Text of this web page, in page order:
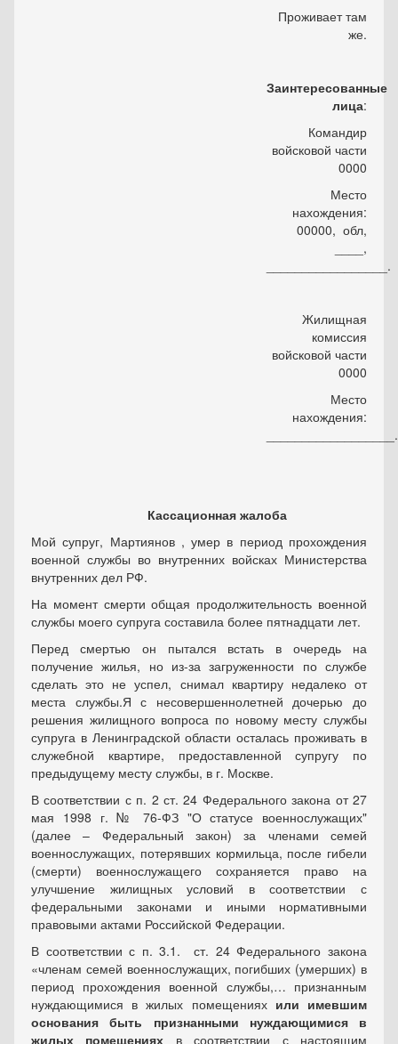
Проживает там
же.
Заинтересованные
лица:
Командир
войсковой части
0000
Место
нахождения:
00000, обл,
____,
_________________.
Жилищная
комиссия
войсковой части
0000
Место
нахождения:
__________________.
Кассационная жалоба
Мой супруг, Мартиянов , умер в период прохождения
военной службы во внутренних войсках Министерства
внутренних дел РФ.
На момент смерти общая продолжительность военной
службы моего супруга составила более пятнадцати лет.
Перед смертью он пытался встать в очередь на
получение жилья, но из-за загруженности по службе
сделать это не успел, снимал квартиру недалеко от
места службы.Я с несовершеннолетней дочерью до
решения жилищного вопроса по новому месту службы
супруга в Ленинградской области осталась проживать в
служебной квартире, предоставленной супругу по
предыдущему месту службы, в г. Москве.
В соответствии с п. 2 ст. 24 Федерального закона от 27
мая 1998 г. № 76-ФЗ "О статусе военнослужащих"
(далее – Федеральный закон) за членами семей
военнослужащих, потерявших кормильца, после гибели
(смерти) военнослужащего сохраняется право на
улучшение жилищных условий в соответствии с
федеральными законами и иными нормативными
правовыми актами Российской Федерации.
В соответствии с п. 3.1. ст. 24 Федерального закона
«членам семей военнослужащих, погибших (умерших) в
период прохождения военной службы,… признанным
нуждающимися в жилых помещениях или имевшим
основания быть признанными нуждающимися в
жилых помещениях в соответствии с настоящим